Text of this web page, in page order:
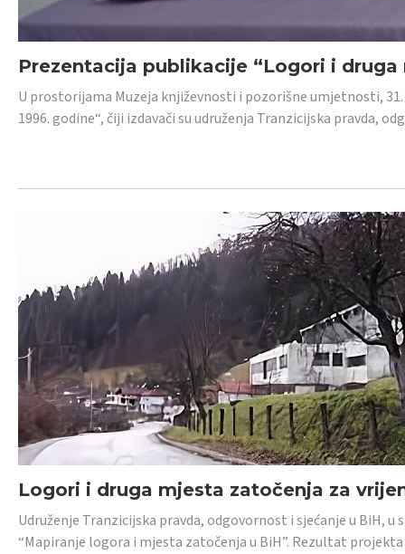
Prezentacija publikacije “Logori i druga
U prostorijama Muzeja književnosti i pozorišne umjetnosti,
1996. godine“, čiji izdavači su udruženja Tranzicijska pravda,
Logori i druga mjesta zatočenja za
Udruženje Tranzicijska pravda, odgovornost i sjećanje u BiH,
“Mapiranje logora i mjesta zatočenja u BiH”. Rezultat